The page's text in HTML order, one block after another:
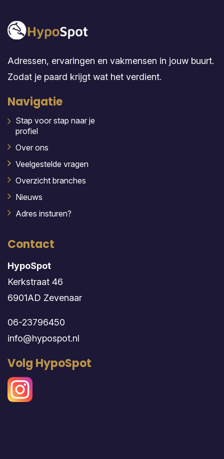
Adressen, ervaringen en vakmensen in jouw buurt.
Zodat je paard krijgt wat het verdient.
Navigatie
Stap voor stap naar je
profiel
Over ons
Veelgestelde vragen
Overzicht branches
Nieuws
Adres insturen?
Contact
HypoSpot
Kerkstraat 46
6901AD Zevenaar
06-23796450
info@hypospot.nl
Volg HypoSpot